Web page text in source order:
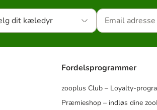
dit kæledyr
Fordelsprogrammer
zooplus Club – Loyalty-
Præmieshop – indløs dine